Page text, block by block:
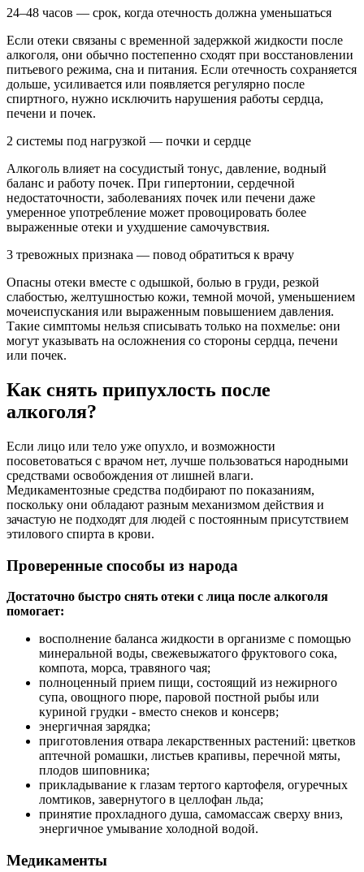
24–48 часов — срок, когда отечность должна уменьшаться
Если отеки связаны с временной задержкой жидкости после
алкоголя, они обычно постепенно сходят при восстановлении
питьевого режима, сна и питания. Если отечность сохраняется
дольше, усиливается или появляется регулярно после
спиртного, нужно исключить нарушения работы сердца,
печени и почек.
2 системы под нагрузкой — почки и сердце
Алкоголь влияет на сосудистый тонус, давление, водный
баланс и работу почек. При гипертонии, сердечной
недостаточности, заболеваниях почек или печени даже
умеренное употребление может провоцировать более
выраженные отеки и ухудшение самочувствия.
3 тревожных признака — повод обратиться к врачу
Опасны отеки вместе с одышкой, болью в груди, резкой
слабостью, желтушностью кожи, темной мочой, уменьшением
мочеиспускания или выраженным повышением давления.
Такие симптомы нельзя списывать только на похмелье: они
могут указывать на осложнения со стороны сердца, печени
или почек.
Как снять припухлость после
алкоголя?
Если лицо или тело уже опухло, и возможности
посоветоваться с врачом нет, лучше пользоваться народными
средствами освобождения от лишней влаги.
Медикаментозные средства подбирают по показаниям,
поскольку они обладают разным механизмом действия и
зачастую не подходят для людей с постоянным присутствием
этилового спирта в крови.
Проверенные способы из народа
Достаточно быстро снять отеки с лица после алкоголя
помогает:
восполнение баланса жидкости в организме с помощью
минеральной воды, свежевыжатого фруктового сока,
компота, морса, травяного чая;
полноценный прием пищи, состоящий из нежирного
супа, овощного пюре, паровой постной рыбы или
куриной грудки - вместо снеков и консерв;
энергичная зарядка;
приготовления отвара лекарственных растений: цветков
аптечной ромашки, листьев крапивы, перечной мяты,
плодов шиповника;
прикладывание к глазам тертого картофеля, огуречных
ломтиков, завернутого в целлофан льда;
принятие прохладного душа, самомассаж сверху вниз,
энергичное умывание холодной водой.
Медикаменты